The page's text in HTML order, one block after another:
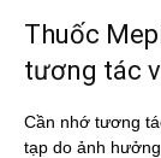
Thuốc
tương tác
Cần nhớ tương
tạp do ảnh